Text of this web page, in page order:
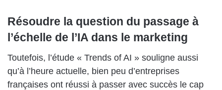
Résoudre la question du passage à
l’échelle de l’IA dans le marketing
Toutefois, l’étude « Trends of AI » souligne aussi
qu’à l’heure actuelle, bien peu d’entreprises
françaises ont réussi à passer avec succès le cap